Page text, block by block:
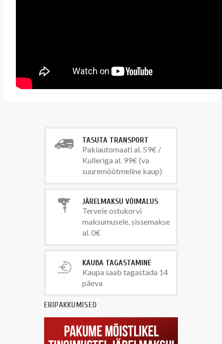
TASUTA TRANSPORT
Pakiautomaati al. 59€ /
Kulleriga al. 99€ (va
suuremõõtmeline kaup)
JÄRELMAKSU VÕIMALUS
Tervele ostukorvi
maksumusele, sissemakse
al. 0€
KAUBA TAGASTAMINE
Kaupa saab tagastada 14
päeva
ERIPAKKUMISED